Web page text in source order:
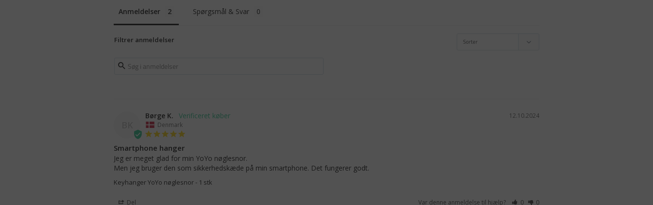
Anmeldelser Spørgsmål & Svar
Filtrer anmeldelser
12.10.2024
Børge K.
Denmark
Smartphone hanger
Jeg er meget glad for min YoYo nøglesnor.
Men jeg bruger den som sikkerhedskæde på min smartphone. Det fungerer godt.
Keyhanger YoYo nøglesnor - 1 stk
Del Var denne anmeldelse til hjælp? 0 0